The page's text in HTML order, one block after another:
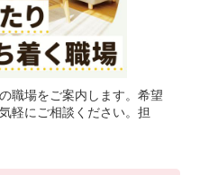
職場をご案内します。希望
軽にご相談ください。担